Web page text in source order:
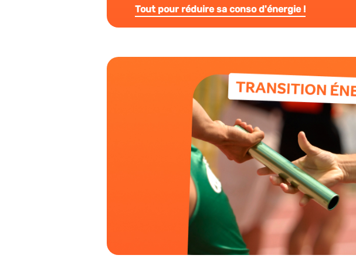
Tout pour réduire sa conso d'énergie !